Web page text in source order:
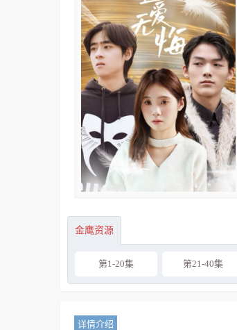
金鹰资源
第1-20集 第21-40集
详情介绍